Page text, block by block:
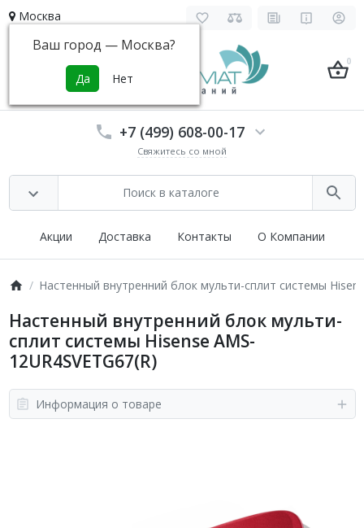
Москва
Ваш город — Москва?
0
+7 (499) 608-00-17
Свяжитесь со мной
Акции Доставка Контакты О Компании
Настенный внутренний блок мульти-сплит системы
Настенный внутренний блок мульти-
сплит системы Hisense AMS-
12UR4SVETG67(R)
Информация о товаре